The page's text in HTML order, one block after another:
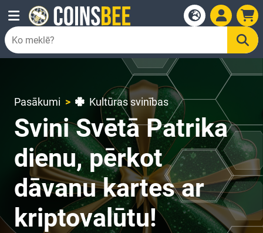
Pasākumi Kultūras svinības
Svini Svētā Patrika
dienu, pērkot
dāvanu kartes ar
kriptovalūtu!